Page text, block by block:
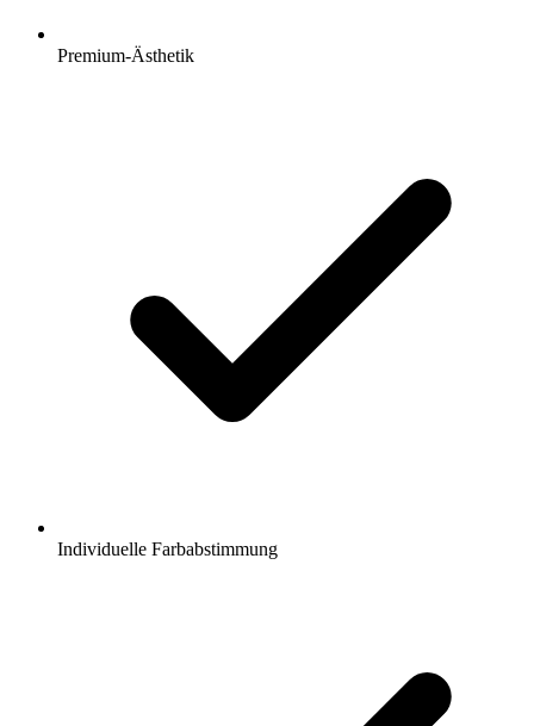
Premium-Ästhetik
Individuelle Farbabstimmung